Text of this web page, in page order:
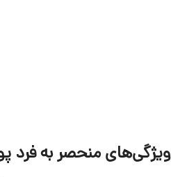
ویژگی‌های منحصر به فرد